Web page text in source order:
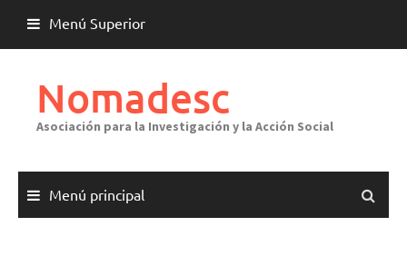
contenido
Menú Superior
Nomadesc
Asociación para la Investigación y la Acción Social
Menú principal